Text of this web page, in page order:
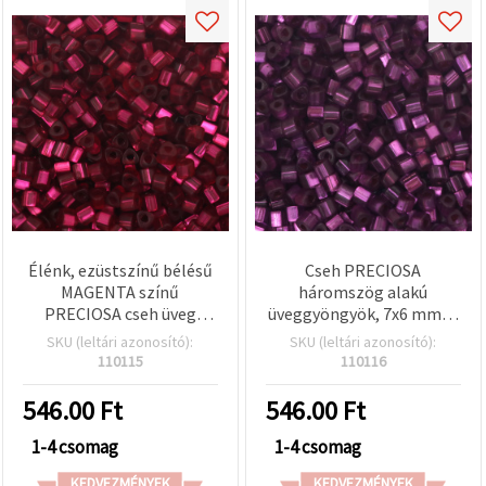
Élénk, ezüstszínű bélésű
MAGENTA színű
PRECIOSA cseh üveg
háromszög gyöngyök, 7x6
mm, háromszög alakú
ékszerkészítéshez,
gyöngyfűzéshez és DIY
kézműves projektekhez –
15 g (kb. 38 db)
SKU (leltári azonosító):
110115
546.00 Ft
1-4 csomag
Cseh PRECIOSA
háromszög alakú
üveggyöngyök, 7x6 mm, 2
mm-es háromszög alakú
lyukkal, ezüst bélésű
SKU (leltári azonosító):
110116
546.00 Ft
1-4 csomag